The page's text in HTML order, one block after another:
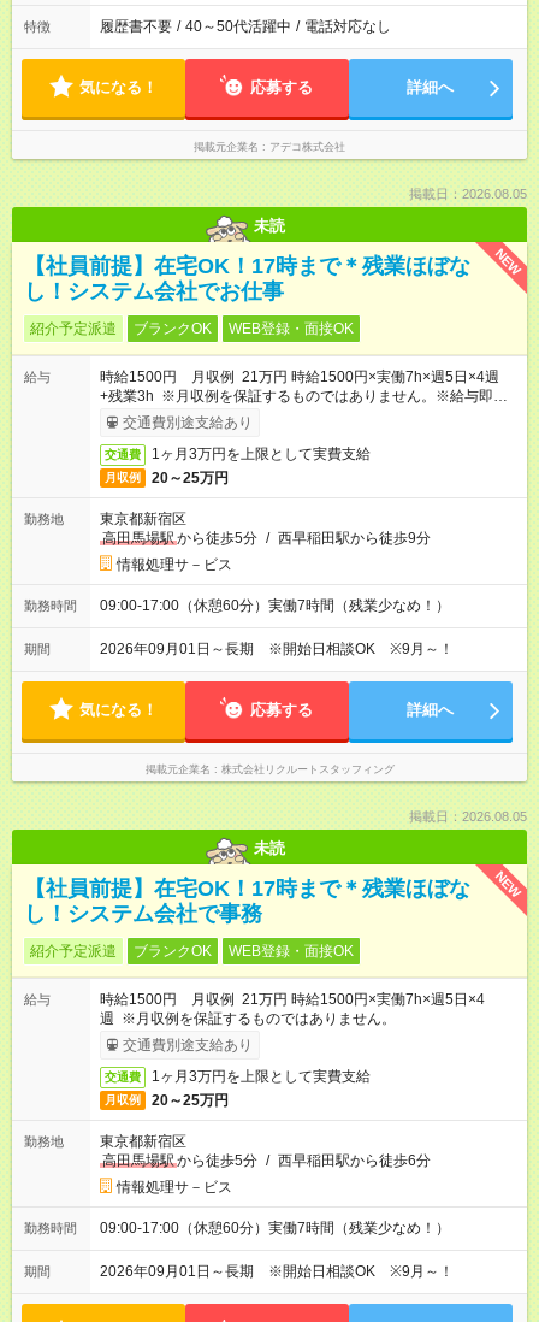
特徴 履歴書不要 / 40～50代活躍中 / 電話対応なし
気になる！ 応募する 詳細へ
掲載元企業名 アデコ株式会社
掲載日：2026.08.05
未読
NEW
【社員前提】在宅OK！17時まで＊残業ほぼな
し！システム会社でお仕事
紹介予定派遣 ブランクOK WEB登録・面接OK
給与
時給1500円 月収例 21万円 時給1500円×実働7h×週5日×4週
+残業3h ※月収例を保証するものではありません。※給与即受取
りサービス利用可（利用条件有）
交通費別途支給あり
交通費 1ヶ月3万円を上限として実費支給
月収例 20～25万円
勤務地
東京都新宿区
高田馬場駅から徒歩5分 / 西早稲田駅から徒歩9分
情報処理サ－ビス
勤務時間 09:00-17:00（休憩60分）実働7時間（残業少なめ！）
期間 2026年09月01日～長期 ※開始日相談OK ※9月～！
気になる！ 応募する 詳細へ
掲載元企業名 株式会社リクルートスタッフィング
掲載日：2026.08.05
未読
NEW
【社員前提】在宅OK！17時まで＊残業ほぼな
し！システム会社で事務
紹介予定派遣 ブランクOK WEB登録・面接OK
給与
時給1500円 月収例 21万円 時給1500円×実働7h×週5日×4
週 ※月収例を保証するものではありません。
交通費別途支給あり
交通費 1ヶ月3万円を上限として実費支給
月収例 20～25万円
勤務地
東京都新宿区
高田馬場駅から徒歩5分 / 西早稲田駅から徒歩6分
情報処理サ－ビス
勤務時間 09:00-17:00（休憩60分）実働7時間（残業少なめ！）
期間 2026年09月01日～長期 ※開始日相談OK ※9月～！